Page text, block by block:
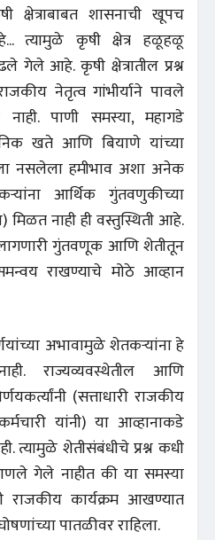
क्षेत्राबाबत शासनाची खूपच
त्यामुळे कृषी क्षेत्र हळूहळू
गेले आहे. कृषी क्षेत्रातील प्रश्न
नेतृत्व गांभीर्याने पावले
पाणी समस्या, महागडे
खते आणि बियाणे यांच्या
नसलेला हमीभाव अशा अनेक
आर्थिक गुंतवणुकीच्या
मिळत नाही ही वस्तुस्थिती आहे.
गुंतवणूक आणि शेतीतून
राखण्याचे मोठे आव्हान
अभावामुळे शेतकऱ्यांना हे
राज्यव्यवस्थेतील आणि
(सत्ताधारी राजकीय
यांनी) या आव्हानाकडे
त्यामुळे शेतीसंबंधीचे प्रश्न कधी
गेले नाहीत की या समस्या
राजकीय कार्यक्रम आखण्यात
पातळीवर राहिला.